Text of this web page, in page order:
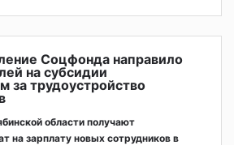
Соцфонда направило
на субсидии
за трудоустройство
области получают
на зарплату новых сотрудников в